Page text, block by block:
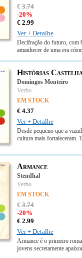
€3.74
-20%
€ 2.99
Ver + Detalhe
Decifração do futuro, com
amanhecer de uma era
Histórias
Domingos Monteiro
Verbo
EM STOCK
€ 4.37
Ver + Detalhe
Desde pequeno que a
cultura mais fortaleceram.
Armance
Stendhal
Verbo
EM STOCK
€3.74
-20%
€ 2.99
Ver + Detalhe
Armance é o primeiro
jovens secretamente